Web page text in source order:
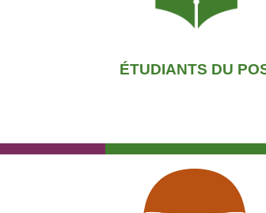
ÉTUDIANTS DU